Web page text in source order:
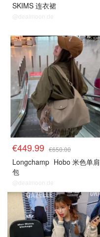
SKIMS 连衣裙
@dealmoon.de
€449.99 €650.00
Longchamp Hobo 米色单肩
包
@dealmoon.de